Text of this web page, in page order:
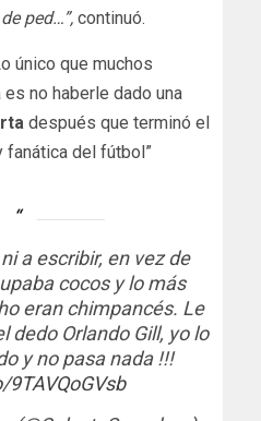
ped…”, continuó.
único que muchos
no haberle dado una
después que terminó el
fanática del fútbol”
a escribir, en vez de
cocos y lo más
eran chimpancés. Le
dedo Orlando Gill, yo lo
y no pasa nada !!!